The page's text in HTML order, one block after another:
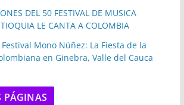
DEL 50 FESTIVAL DE MUSICA
LE CANTA A COLOMBIA
Mono Núñez: La Fiesta de la
en Ginebra, Valle del Cauca
PÁGINAS